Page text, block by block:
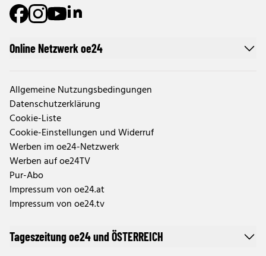
Online Netzwerk oe24
Allgemeine Nutzungsbedingungen
Datenschutzerklärung
Cookie-Liste
Cookie-Einstellungen und Widerruf
Werben im oe24-Netzwerk
Werben auf oe24TV
Pur-Abo
Impressum von oe24.at
Impressum von oe24.tv
Tageszeitung oe24 und ÖSTERREICH